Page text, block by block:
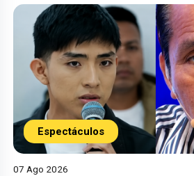
Espectáculos
07 Ago 2026